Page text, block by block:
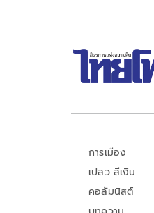
การเมือง
เปลว สีเงิน
คอลัมนิสต์